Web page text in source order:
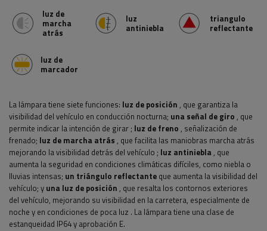
luz de
marcha
atrás
luz
antiniebla
triangulo
reflectante
luz de
marcador
La lámpara tiene siete funciones: luz de posición , que garantiza la
visibilidad del vehículo en conducción nocturna; una señal de giro , que
permite indicar la intención de girar; luz de freno , señalización de
frenado; luz de marcha atrás , que facilita las maniobras marcha atrás
mejorando la visibilidad detrás del vehículo ; luz antiniebla , que
aumenta la seguridad en condiciones climáticas difíciles, como niebla o
lluvias intensas; un triángulo reflectante que aumenta la visibilidad del
vehículo; y una luz de posición , que resalta los contornos exteriores
del vehículo, mejorando su visibilidad en la carretera, especialmente de
noche y en condiciones de poca luz . La lámpara tiene una clase de
estanqueidad IP64 y aprobación E.